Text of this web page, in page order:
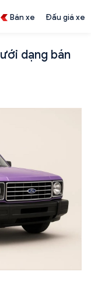
Bán xe Đấu giá xe
dạng bán